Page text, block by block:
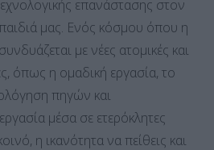
επανάστασης στον
μας. Ενός κόσμου όπου η
με νέες ατομικές και
όπως η ομαδική εργασία, το
πηγών και
μέσα σε ετερόκλητες
η ικανότητα να πείθεις και